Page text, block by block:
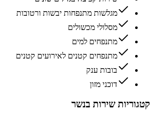
מגלשות מתנפחות יבשות ורטובות
מסלולי מכשולים
מתנפחים למים
מתנפחים קטנים לאירועים קטנים
בובות ענק
דוכני מזון
שירות בנשר